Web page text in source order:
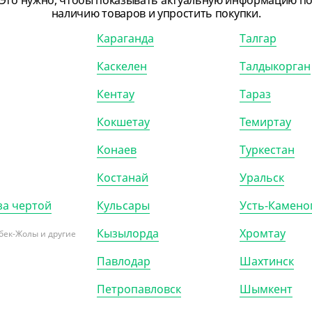
₸
Лимончелло 100 мл,
наличию товаров и упростить покупки.
чертой
Жолы и другие
Караганда
Каскелен
Кентау
Кокшетау
Конаев
Костанай
Кульсары
Кызылорда
Павлодар
Петропавловск
Талгар
Талдыкорган
Тараз
Темиртау
Туркестан
Уральск
Усть-
Хромтау
Шахтинск
Шымкент